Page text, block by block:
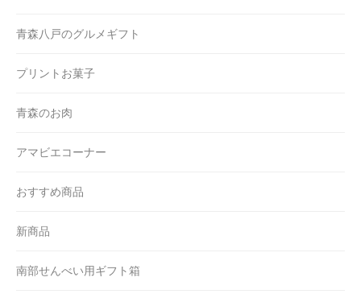
青森八戸のグルメギフト
プリントお菓子
青森のお肉
アマビエコーナー
おすすめ商品
新商品
南部せんべい用ギフト箱